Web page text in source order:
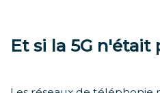
Et si la 5G n'était